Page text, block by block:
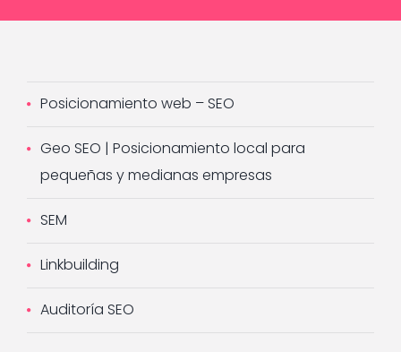
Posicionamiento web – SEO
Geo SEO | Posicionamiento local para
pequeñas y medianas empresas
SEM
Linkbuilding
Auditoría SEO